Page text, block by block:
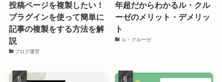
投稿ページを複製したい！
プラグインを使って簡単に
記事の複製をする方法を解
説
ブログ運営
年超だからわかるル・クル
ーゼのメリット・デメリッ
ト
ル・クルーゼ